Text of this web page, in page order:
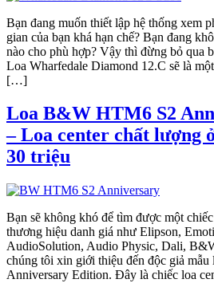
Bạn đang muốn thiết lập hệ thống xem
gian của bạn khá hạn chế? Bạn đang
nào cho phù hợp? Vậy thì đừng bỏ qua
Loa Wharfedale Diamond 12.C sẽ là
[…]
Loa B&W HTM6 S2
– Loa center chất lượng
30 triệu
Bạn sẽ không khó để tìm được một
thương hiệu danh giá như Elipson,
AudioSolution, Audio Physic, Dali,
chúng tôi xin giới thiệu đến độc giả
Anniversary Edition. Đây là chiếc loa